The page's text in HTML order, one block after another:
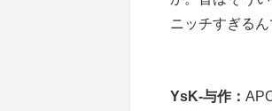
ニッチすぎる
YsK-与作：